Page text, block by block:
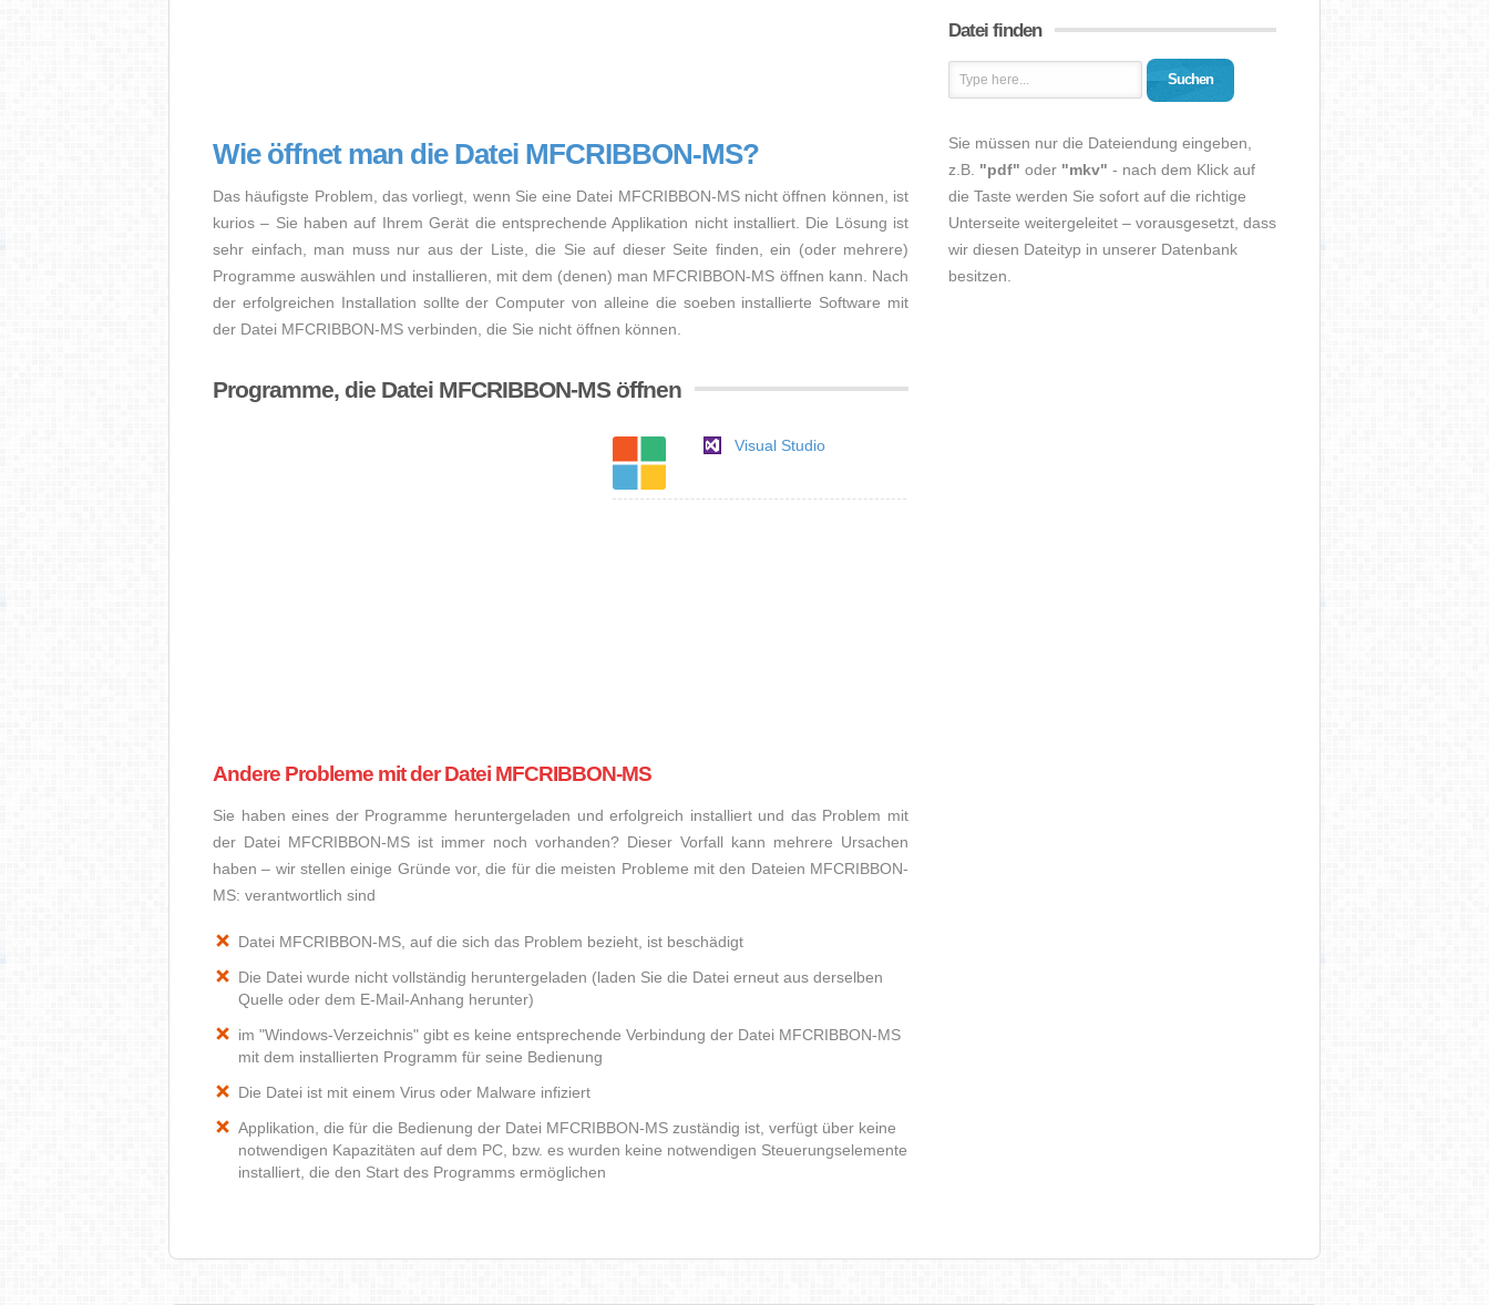
Wie öffnet man die Datei MFCRIBBON-MS?
Das häufigste Problem, das vorliegt, wenn Sie eine Datei MFCRIBBON-MS nicht öffnen können, ist
kurios – Sie haben auf Ihrem Gerät die entsprechende Applikation nicht installiert. Die Lösung ist
sehr einfach, man muss nur aus der Liste, die Sie auf dieser Seite finden, ein (oder mehrere)
Programme auswählen und installieren, mit dem (denen) man MFCRIBBON-MS öffnen kann. Nach
der erfolgreichen Installation sollte der Computer von alleine die soeben installierte Software mit
der Datei MFCRIBBON-MS verbinden, die Sie nicht öffnen können.
Programme, die Datei MFCRIBBON-MS öffnen
Visual Studio
Andere Probleme mit der Datei MFCRIBBON-MS
Sie haben eines der Programme heruntergeladen und erfolgreich installiert und das Problem mit
der Datei MFCRIBBON-MS ist immer noch vorhanden? Dieser Vorfall kann mehrere Ursachen
haben – wir stellen einige Gründe vor, die für die meisten Probleme mit den Dateien MFCRIBBON-
MS: verantwortlich sind
Datei MFCRIBBON-MS, auf die sich das Problem bezieht, ist beschädigt
Die Datei wurde nicht vollständig heruntergeladen (laden Sie die Datei erneut aus derselben
Quelle oder dem E-Mail-Anhang herunter)
im "Windows-Verzeichnis" gibt es keine entsprechende Verbindung der Datei MFCRIBBON-MS
mit dem installierten Programm für seine Bedienung
Die Datei ist mit einem Virus oder Malware infiziert
Applikation, die für die Bedienung der Datei MFCRIBBON-MS zuständig ist, verfügt über keine
notwendigen Kapazitäten auf dem PC, bzw. es wurden keine notwendigen Steuerungselemente
installiert, die den Start des Programms ermöglichen
Datei finden
Suchen
Sie müssen nur die Dateiendung eingeben,
z.B. "pdf" oder "mkv" - nach dem Klick auf
die Taste werden Sie sofort auf die richtige
Unterseite weitergeleitet – vorausgesetzt, dass
wir diesen Dateityp in unserer Datenbank
besitzen.